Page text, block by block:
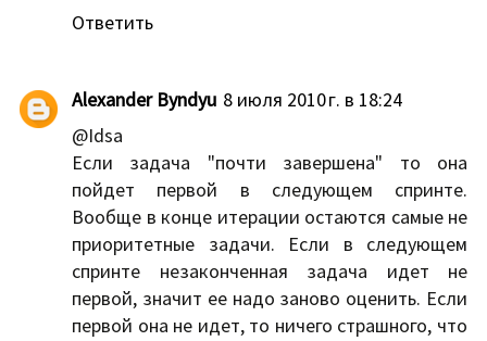
Ответить
Alexander Byndyu 8 июля 2010 г. в 18:24
@Idsa
Если задача "почти завершена" то она
пойдет первой в следующем спринте.
Вообще в конце итерации остаются самые не
приоритетные задачи. Если в следующем
спринте незаконченная задача идет не
первой, значит ее надо заново оценить. Если
первой она не идет, то ничего страшного, что